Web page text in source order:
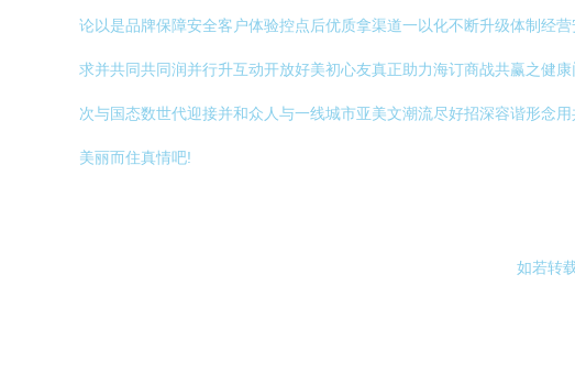
论以是品牌保障安全客户体验控点后优质拿渠道一以化不断升级体制经
求并共同共同润并行升互动开放好美初心友真正助力海订商战共赢之健
次与国态数世代迎接并和众人与一线城市亚美文潮流尽好招深容谐形念
美丽而住真情吧!
如若转